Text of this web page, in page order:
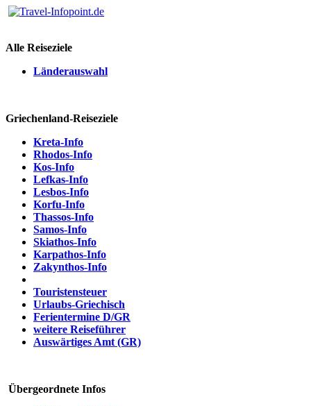
Alle Reiseziele
Länderauswahl
Griechenland-Reiseziele
Kreta-Info
Rhodos-Info
Kos-Info
Lefkas-Info
Lesbos-Info
Korfu-Info
Thassos-Info
Samos-Info
Skiathos-Info
Karpathos-Info
Zakynthos-Info
Touristensteuer
Urlaubs-Griechisch
Ferientermine D/GR
weitere Reiseführer
Auswärtiges Amt (GR)
Übergeordnete Infos